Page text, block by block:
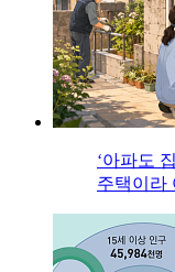
‘아파도
주택이라